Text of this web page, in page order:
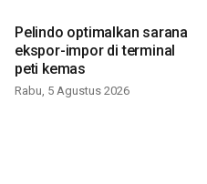
Pelindo optimalkan sarana
ekspor-impor di terminal
peti kemas
Rabu, 5 Agustus 2026